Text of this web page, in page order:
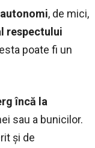
, de mici,
respectului
poate fi un
încă la
sau a bunicilor.
și de